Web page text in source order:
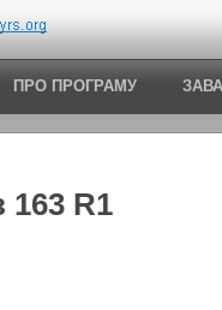
ПРО ПРОГРАМУ
163 R1